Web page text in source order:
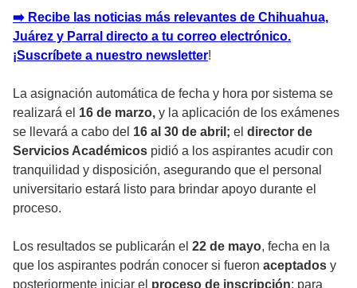
➡️ Recibe las noticias más relevantes de Chihuahua,
Juárez y Parral directo a tu correo electrónico.
¡Suscríbete a nuestro newsletter!
La asignación automática de fecha y hora por sistema se
realizará el 16 de marzo, y la aplicación de los exámenes
se llevará a cabo del 16 al 30 de abril; el director de
Servicios Académicos pidió a los aspirantes acudir con
tranquilidad y disposición, asegurando que el personal
universitario estará listo para brindar apoyo durante el
proceso.
Los resultados se publicarán el 22 de mayo, fecha en la
que los aspirantes podrán conocer si fueron aceptados y
posteriormente iniciar el proceso de inscripción; para